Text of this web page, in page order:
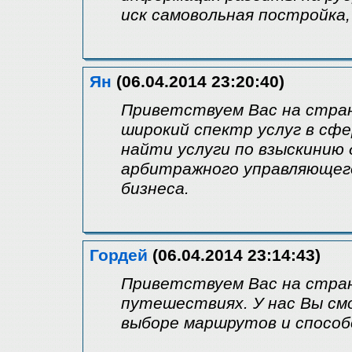
иск самовольная
Ян (06.04.2014 23:20:40)
Приветствуем Вас на
широкий спектр услуг в
найти услуги по
арбитражного
бизнеса.
Гордей (06.04.2014 23:14:43)
Приветствуем Вас на
путешествиях. У нас Вы
выборе маршрутов и